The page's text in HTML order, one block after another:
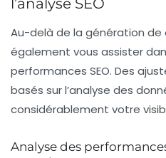
l’analyse SEO
Au-delà de la génération de
également vous assister
performances SEO. Des
basés sur l’analyse des
considérablement votre
Analyse des